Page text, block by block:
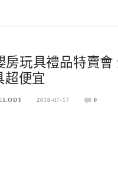
房玩具禮品特賣會
超便宜
2018-07-17 0